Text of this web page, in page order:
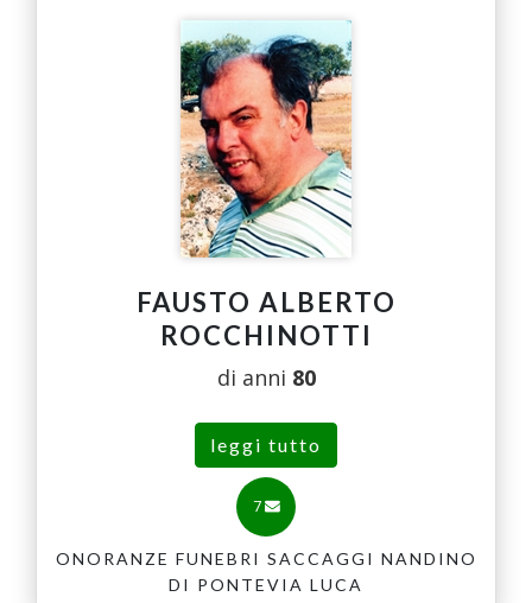
FAUSTO ALBERTO
ROCCHINOTTI
di anni 80
leggi tutto
7
ONORANZE FUNEBRI SACCAGGI NANDINO
DI PONTEVIA LUCA